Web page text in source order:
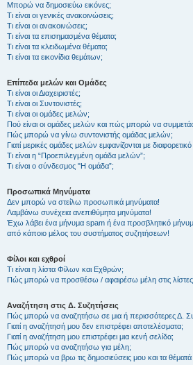
Μπορώ να δημοσιεύω εικόνες;
Τι είναι οι γενικές ανακοινώσεις;
Τι είναι οι ανακοινώσεις;
Τι είναι τα επισημασμένα θέματα;
Τι είναι τα κλειδωμένα θέματα;
Τι είναι τα εικονίδια θεμάτων;
Επίπεδα μελών και Ομάδες
Τι είναι οι Διαχειριστές;
Τι είναι οι Συντονιστές;
Τι είναι οι ομάδες μελών;
Πού είναι οι ομάδες μελών και πώς μπορώ να
Πώς μπορώ να γίνω συντονιστής ομάδας μελών;
Γιατί μερικές ομάδες μελών εμφανίζονται με
Τι είναι η “Προεπιλεγμένη ομάδα μελών”;
Τι είναι ο σύνδεσμος "Η ομάδα”;
Προσωπικά Μηνύματα
Δεν μπορώ να στείλω προσωπικά μηνύματα!
Λαμβάνω συνέχεια ανεπιθύμητα μηνύματα!
Έχω λάβει ένα μήνυμα spam ή ένα προσβλητικό
από κάποιο μέλος του συστήματος συζητήσεων!
Φίλοι και εχθροί
Τι είναι η λίστα Φίλων και Εχθρών;
Πώς μπορώ να προσθέσω / αφαιρέσω μέλη στις
Αναζήτηση στις Δ. Συζητήσεις
Πώς μπορώ να αναζητήσω σε μια ή περισσότερες Δ.
Γιατί η αναζήτησή μου δεν επιστρέφει αποτελέσματα;
Γιατί η αναζήτηση μου επιστρέφει μια κενή σελίδα;
Πώς μπορώ να αναζητήσω για μέλη;
Πώς μπορώ να βρω τις δημοσιεύσεις μου και τα